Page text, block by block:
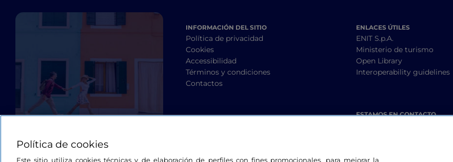
INFORMACIÓN DEL SITIO
Política de privacidad
Cookies
Accessibilidad
Términos y condiciones
Contactos
ENLACES ÚTILES
ENIT S.p.A.
Ministerio de turismo
Open Library
Interoperability guidelines
ESTAMOS EN CONTACTO
Política de cookies
Este sitio utiliza cookies técnicas y de elaboración de perfiles con fines promocionales, para mejorar la